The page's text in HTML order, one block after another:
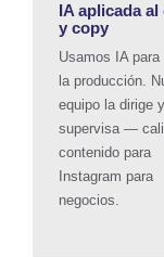
IA aplicada
y copy
Usamos IA para
la producción.
equipo la dirige y
supervisa —
contenido para
Instagram para
negocios.